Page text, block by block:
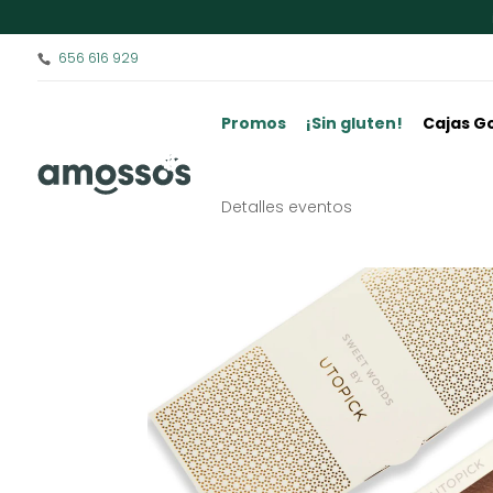
656 616 929
Promos ¡Sin gluten! Cajas
Detalles eventos